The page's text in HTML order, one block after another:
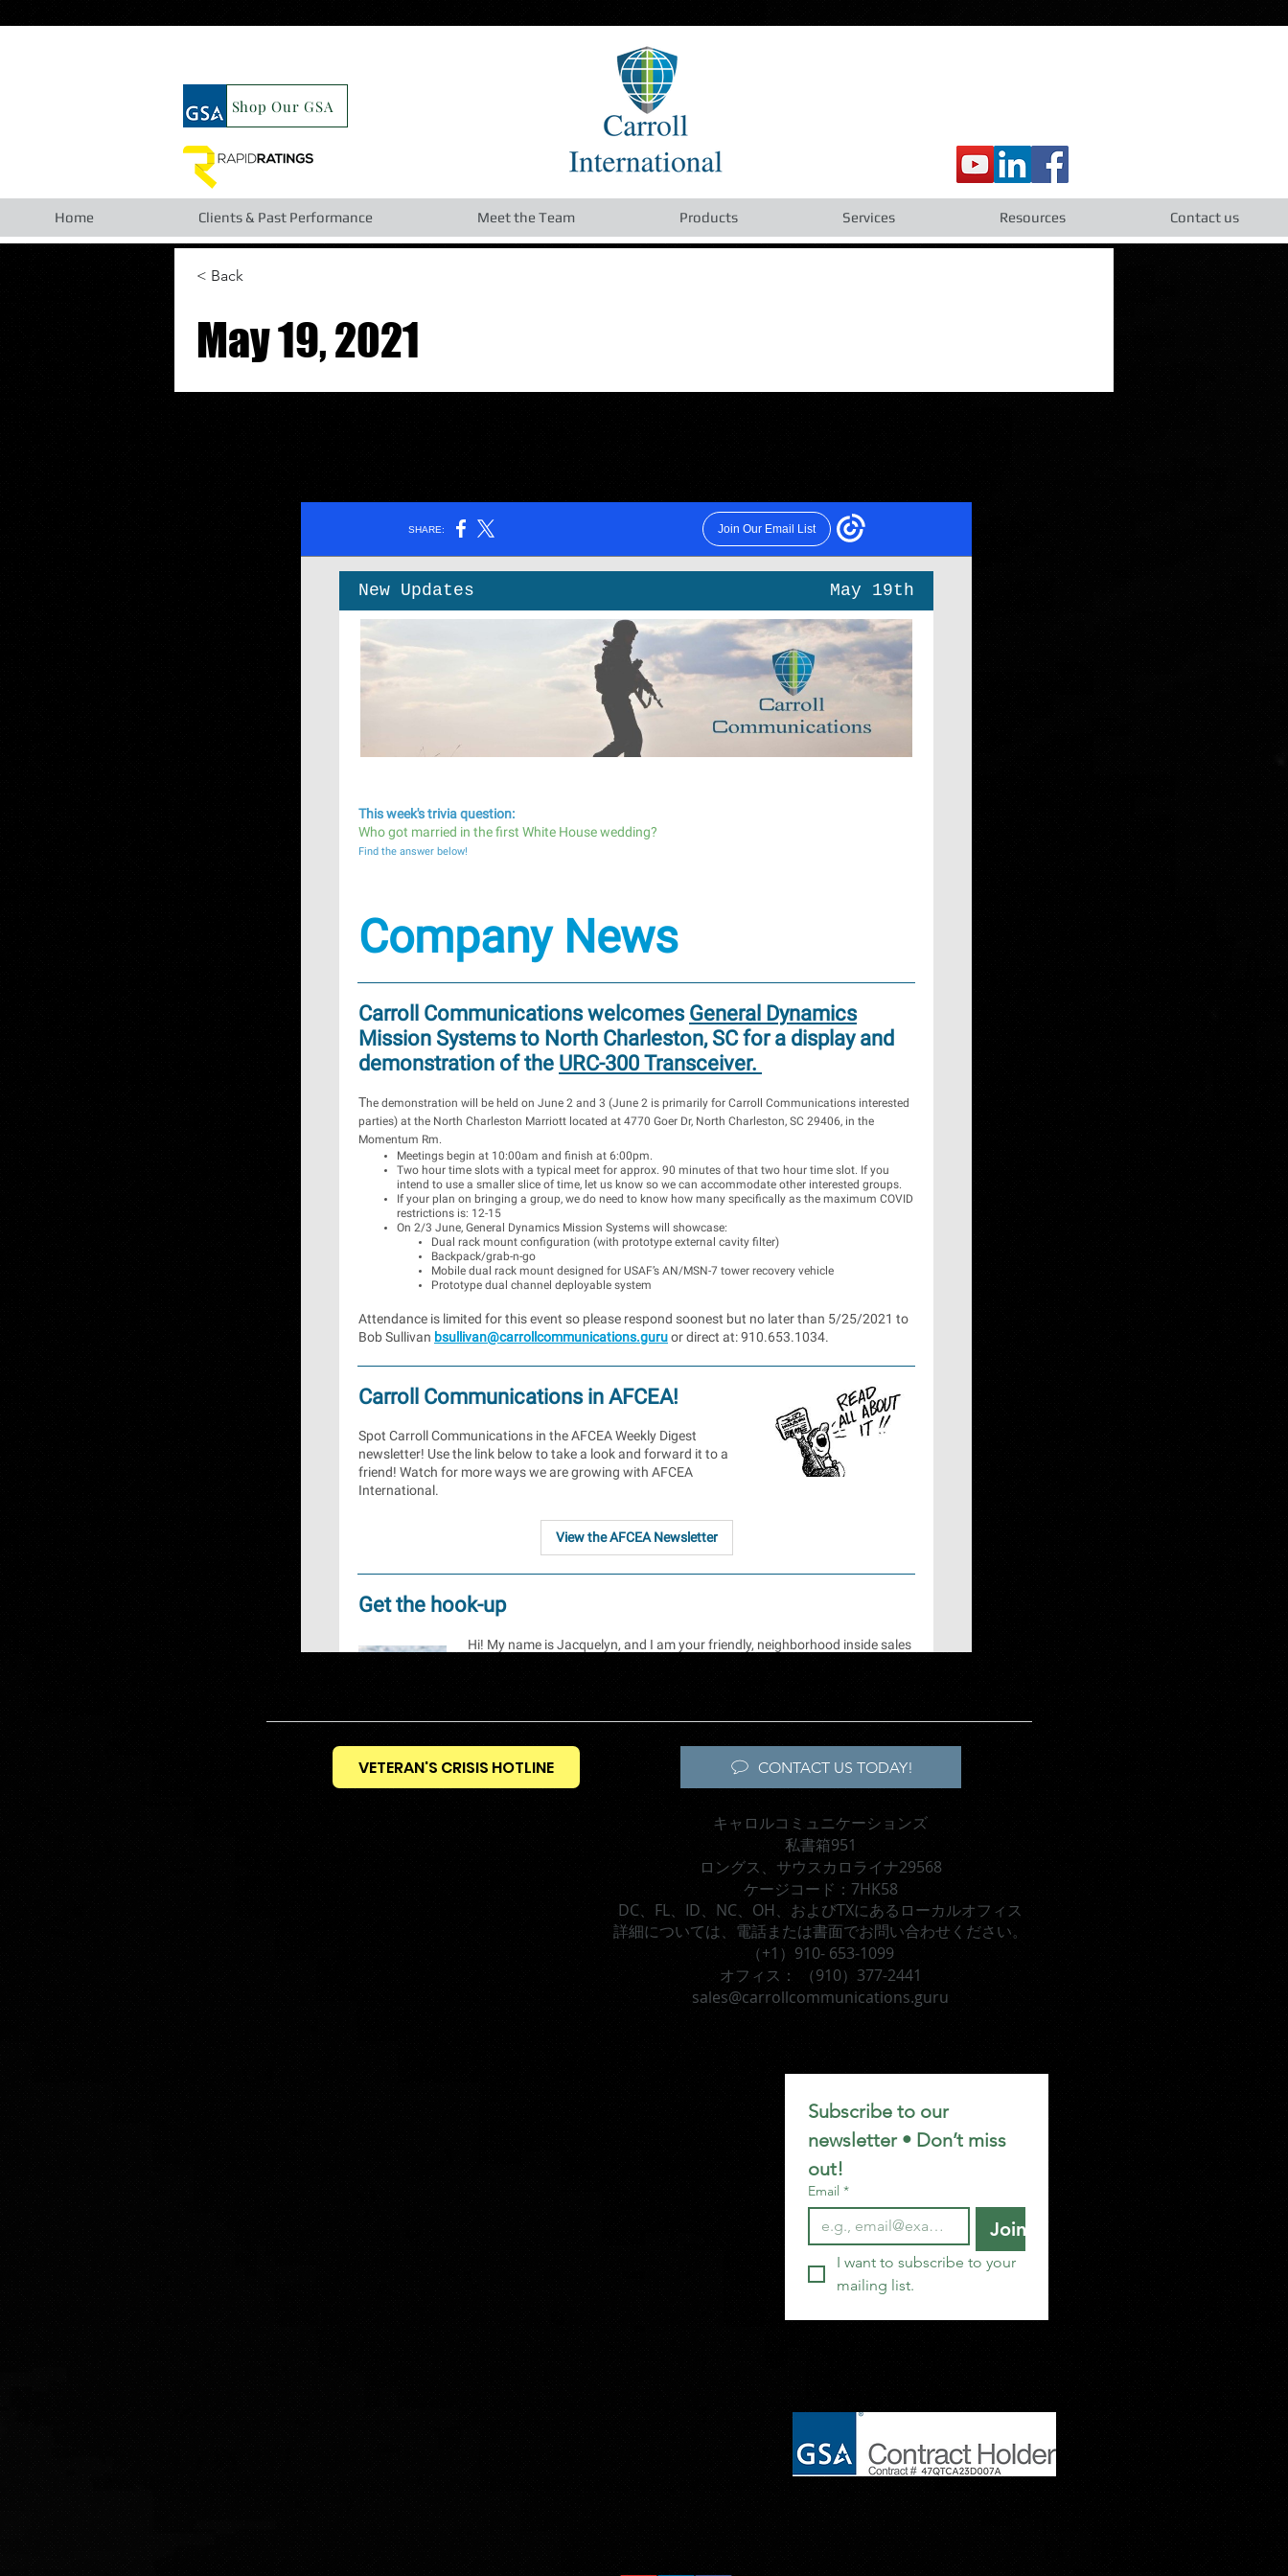
Shop Our GSA
Home Clients & Past Performance Meet the Team Products Services Resources Contact us
< Back
May 19, 2021
VETERAN'S CRISIS HOTLINE CONTACT US TODAY!
キャロルコミュニケーションズ
私書箱951
ロングス、サウスカロライナ29568
ケージコード：7HK58
DC、FL、ID、NC、OH、およびTXにあるローカルオフィス
詳細については、電話または書面でお問い合わせください。
（+1）910- 653-1099
オフィス：
（910）377-2441
sales@carrollcommunications.guru
Subscribe to our
newsletter • Don’t miss
out!
Email *
Join
I want to subscribe to your
mailing list.